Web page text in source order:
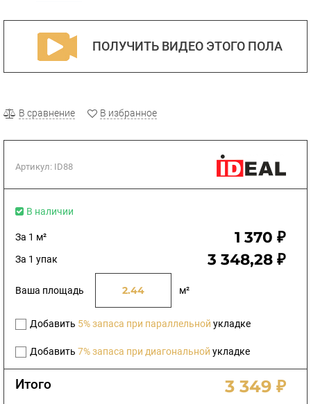
ПОЛУЧИТЬ ВИДЕО ЭТОГО ПОЛА
В сравнение В избранное
Артикул: ID88
В наличии
За 1 м² 1 370 ₽
За 1 упак 3 348,28 ₽
Ваша площадь м²
Добавить 5% запаса при параллельной укладке
Добавить 7% запаса при диагональной укладке
Итого 3 349 ₽